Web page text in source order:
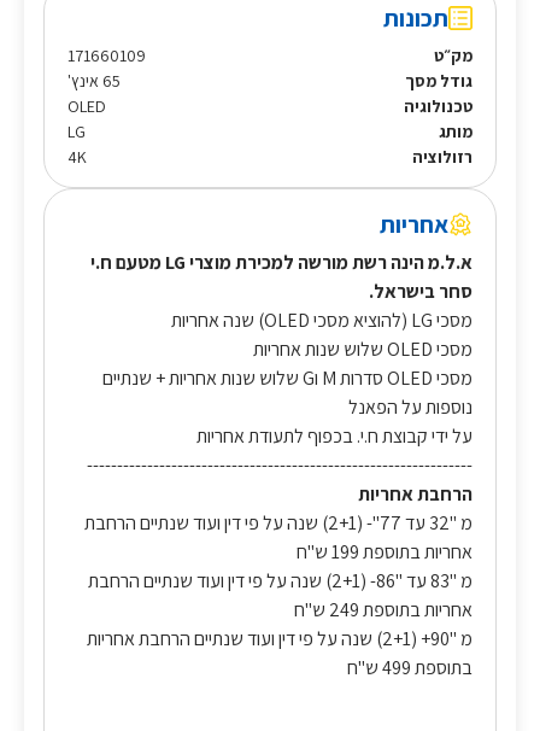
תכונות
מק״ט
171660109
גודל מסך
65 אינץ'
טכנולוגיה
OLED
מותג
LG
רזולוציה
4K
אחריות
א.ל.מ הינה רשת מורשה למכירת מוצרי LG מטעם ח.י
סחר בישראל.
מסכי LG (להוציא מסכי OLED) שנה אחריות
מסכי OLED שלוש שנות אחריות
מסכי OLED סדרות M וG שלוש שנות אחריות + שנתיים
נוספות על הפאנל
על ידי קבוצת ח.י. בכפוף לתעודת אחריות
----------------------------------------------------------------
הרחבת אחריות
מ "32 עד 77"- (2+1) שנה על פי דין ועוד שנתיים הרחבת
אחריות בתוספת 199 ש"ח
מ "83 עד "86- (2+1) שנה על פי דין ועוד שנתיים הרחבת
אחריות בתוספת 249 ש"ח
מ "90+ (2+1) שנה על פי דין ועוד שנתיים הרחבת אחריות
בתוספת 499 ש"ח